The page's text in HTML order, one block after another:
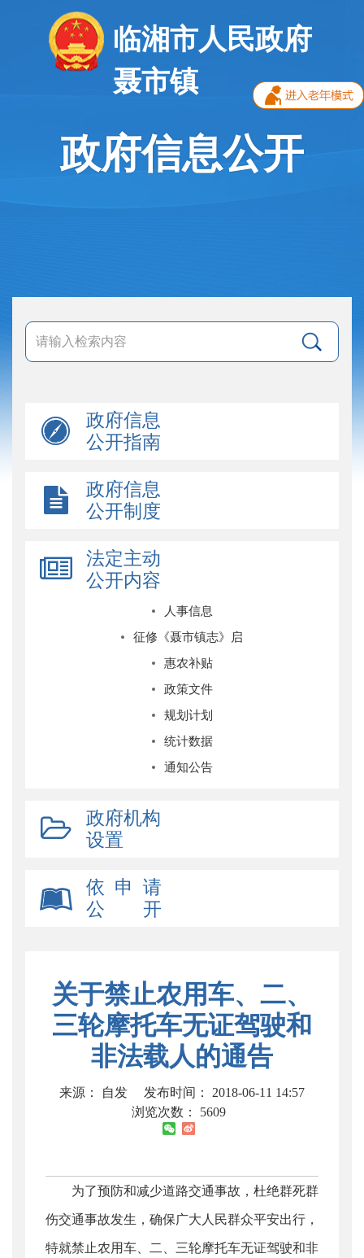
临湘市人民政府
聂市镇
政府信息公开
政府信息
公开指南
政府信息
公开制度
法定主动
公开内容
人事信息
征修《聂市镇志》启
惠农补贴
政策文件
规划计划
统计数据
通知公告
政府机构
设置
依 申 请
公 开
关于禁止农用车、二、
三轮摩托车无证驾驶和
非法载人的通告
来源： 自发
发布时间： 2018-06-11 14:57
浏览次数： 5609
为了预防和减少道路交通事故，杜绝群死群
伤交通事故发生，确保广大人民群众平安出行，
特就禁止农用车、二、三轮摩托车无证驾驶和非